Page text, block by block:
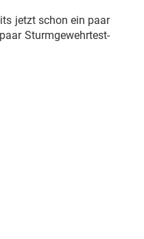
jetzt schon ein paar
Sturmgewehrtest-